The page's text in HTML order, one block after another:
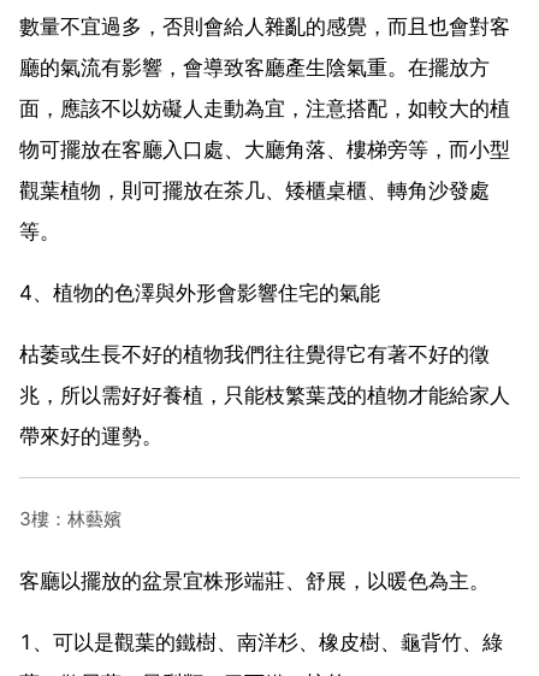
數量不宜過多，否則會給人雜亂的感覺，而且也會對客
廳的氣流有影響，會導致客廳產生陰氣重。在擺放方
面，應該不以妨礙人走動為宜，注意搭配，如較大的植
物可擺放在客廳入口處、大廳角落、樓梯旁等，而小型
觀葉植物，則可擺放在茶几、矮櫃桌櫃、轉角沙發處
等。
4、植物的色澤與外形會影響住宅的氣能
枯萎或生長不好的植物我們往往覺得它有著不好的徵
兆，所以需好好養植，只能枝繁葉茂的植物才能給家人
帶來好的運勢。
3樓：林藝嬪
客廳以擺放的盆景宜株形端莊、舒展，以暖色為主。
1、可以是觀葉的鐵樹、南洋杉、橡皮樹、龜背竹、綠